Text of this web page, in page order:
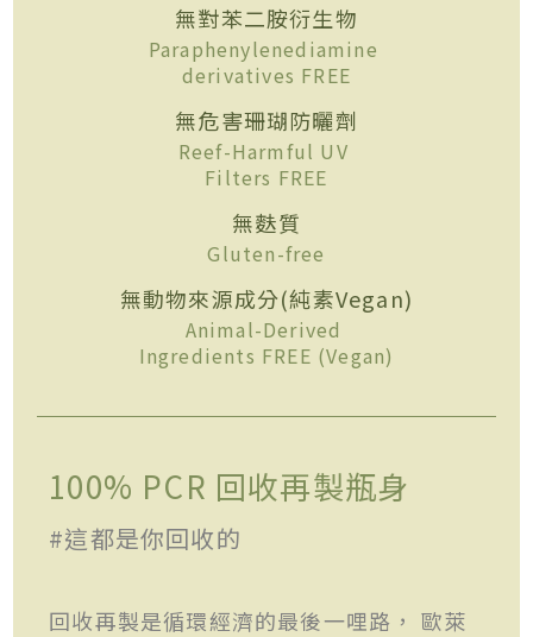
無對苯二胺衍生物
Paraphenylenediamine
derivatives FREE
無危害珊瑚防曬劑
Reef-Harmful UV
Filters FREE
無麩質
Gluten-free
無動物來源成分(純素Vegan)
Animal-Derived
Ingredients FREE (Vegan)
100% PCR 回收再製瓶身
#這都是你回收的
回收再製是循環經濟的最後一哩路， 歐萊